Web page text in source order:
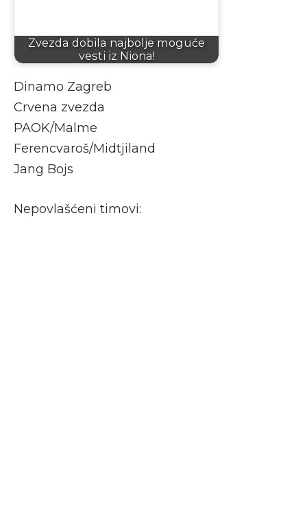
Zvezda dobila najbolje moguće
vesti iz Niona!
Dinamo Zagreb
Crvena zvezda
PAOK/Malme
Ferencvaroš/Midtjiland
Jang Bojs
Nepovlašćeni timovi: